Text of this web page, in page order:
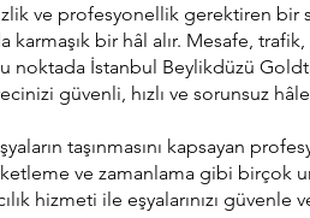
ve profesyonellik gerektiren bir
bir hâl alır. Mesafe,
noktada İstanbul Beylikdüzü
güvenli, hızlı ve sorunsuz
taşınmasını kapsayan
ve zamanlama gibi birçok
hizmeti ile eşyalarınızı güvenle